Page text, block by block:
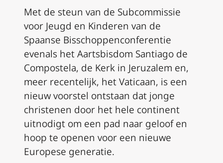
Met de steun van de Subcommissie
voor Jeugd en Kinderen van de
Spaanse Bisschoppenconferentie
evenals het Aartsbisdom Santiago de
Compostela, de Kerk in Jeruzalem en,
meer recentelijk, het Vaticaan, is een
nieuw voorstel ontstaan dat jonge
christenen door het hele continent
uitnodigt om een pad naar geloof en
hoop te openen voor een nieuwe
Europese generatie.